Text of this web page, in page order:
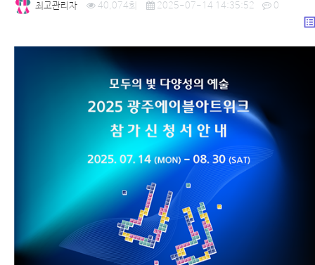
최고관리자 40,074회 2025-07-14 14:35:52 0